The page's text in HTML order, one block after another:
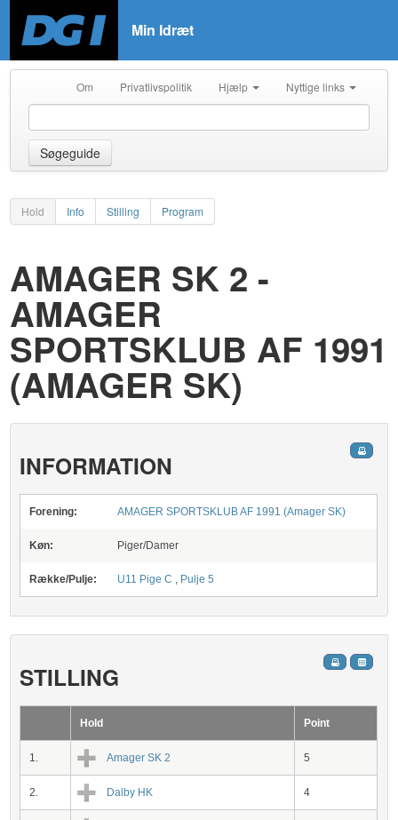
Min Idræt
Om Privatlivspolitik Hjælp Nyttige links
Søgeguide
Hold Info Stilling Program
AMAGER SK 2 -
AMAGER
SPORTSKLUB AF 1991
(AMAGER SK)
INFORMATION
Forening: AMAGER SPORTSKLUB AF 1991 (Amager SK)
Køn: Piger/Damer
Række/Pulje: U11 Pige C , Pulje 5
STILLING
Hold Point
1. Amager SK 2 5
2. Dalby HK 4